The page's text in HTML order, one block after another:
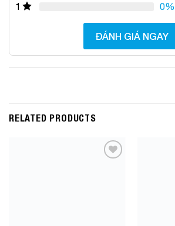
1
0%
ĐÁNH GIÁ NGAY
RELATED PRODUCTS